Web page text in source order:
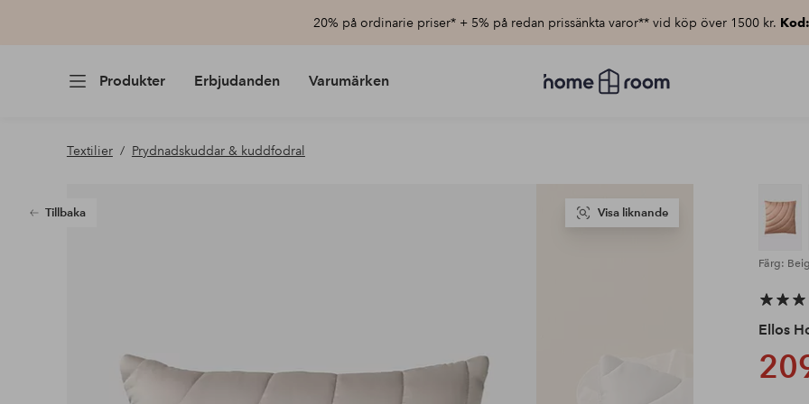
20% på ordinarie priser* + 5% på redan prissänkta varor** vid köp över 1500 kr.
Produkter Erbjudanden Varumärken
Homeroom
–
Textilier Prydnadskuddar & kuddfodral
Tillbaka Visa liknande
Färg:
Ellos